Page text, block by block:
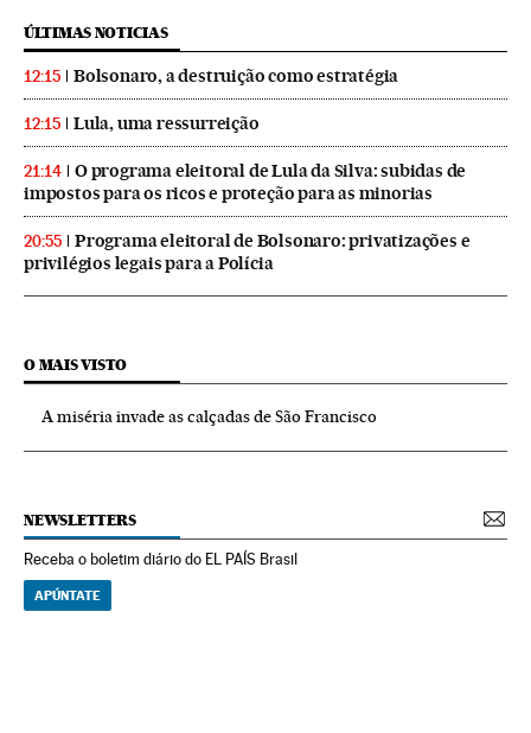
ÚLTIMAS NOTICIAS
12:15 Bolsonaro, a destruição como estratégia
12:15 Lula, uma ressurreição
21:14
O programa eleitoral de Lula da Silva: subidas de
impostos para os ricos e proteção para as minorias
20:55
Programa eleitoral de Bolsonaro: privatizações e
privilégios legais para a Polícia
O MAIS VISTO
A miséria invade as calçadas de São Francisco
NEWSLETTERS
Receba o boletim diário do EL PAÍS Brasil
APÚNTATE